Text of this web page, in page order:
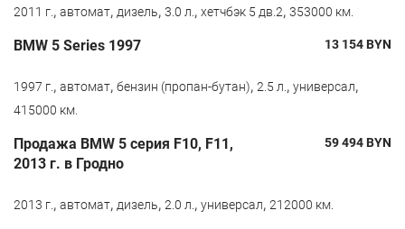
2011 г., автомат, дизель, 3.0 л., хетчбэк 5 дв.2, 353000 км.
BMW 5 Series 1997 13 154BYN
1997 г., автомат, бензин (пропан-бутан), 2.5 л., универсал,
415000 км.
Продажа BMW 5 серия F10, F11,
2013 г. в Гродно
59 494BYN
2013 г., автомат, дизель, 2.0 л., универсал, 212000 км.